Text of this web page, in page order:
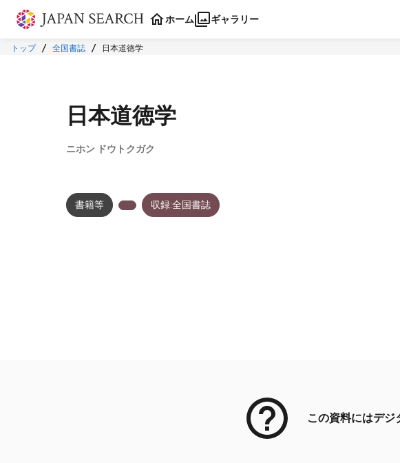
本文に飛ぶ
ホーム ギャラリー
トップ 全国書誌 日本道徳学
日本道徳学
ニホン ドウトクガク
書籍等 収録:全国書誌
この資料にはデジ